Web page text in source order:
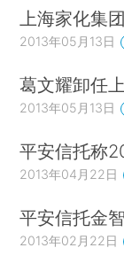
上海家化集
2013年05月13日
葛文耀卸任
2013年05月13日
平安信托称
2013年04月22日
平安信托金
2013年02月22日